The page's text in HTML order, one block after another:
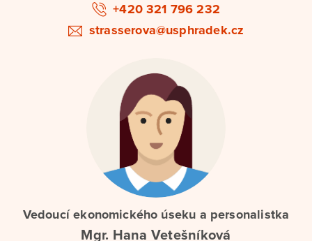
+420 321 796 232
strasserova@usphradek.cz
Vedoucí ekonomického úseku a personalistka
Mgr. Hana Vetešníková